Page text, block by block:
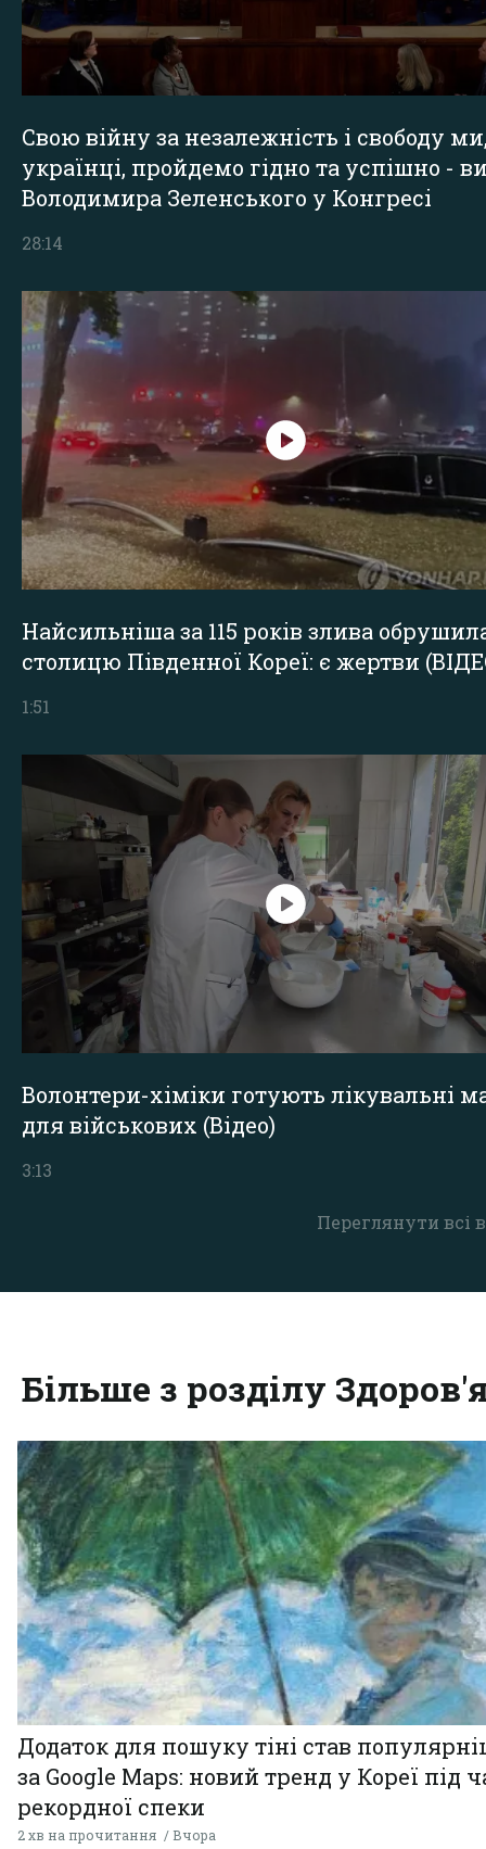
Переглянути всі
Свою війну за незалежність і свободу
українці, пройдемо гідно та успішно -
Володимира Зеленського у Конгресі
28:14
Найсильніша за 115 років злива
столицю Південної Кореї: є жертви
1:51
Волонтери-хіміки готують лікувальні
для військових (Відео)
3:13
Більше з розділу
Додаток для пошуку тіні став
за Google Maps: новий тренд у Кореї під
рекордної спеки
2 хв на прочитання Вчора